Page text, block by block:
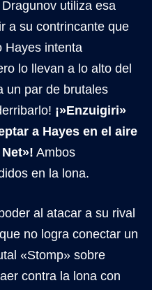
utiliza esa
a su contrincante que
Hayes intenta
lo llevan a lo alto del
un par de brutales
¡»Enzuigiri»
a Hayes en el aire
Ambos
en la lona.
al atacar a su rival
no logra conectar un
«Stomp» sobre
contra la lona con